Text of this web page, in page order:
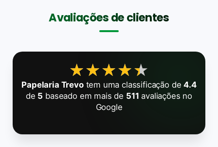
Avaliações de clientes
★★★★★
★★★★★
Papelaria Trevotem uma classificação de4.4
de 5 baseado em mais de 511 avaliações no
Google